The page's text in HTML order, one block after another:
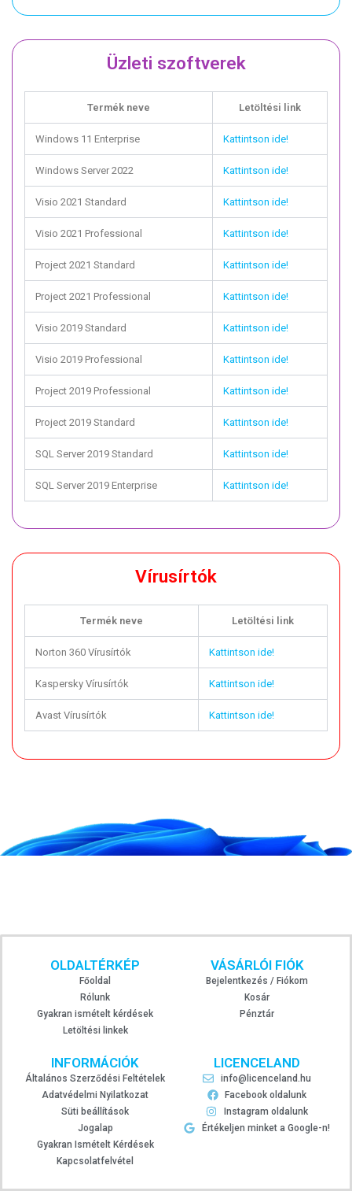
Üzleti szoftverek
Termék neve Letöltési link
Windows 11 Enterprise Kattintson ide!
Windows Server 2022 Kattintson ide!
Visio 2021 Standard Kattintson ide!
Visio 2021 Professional Kattintson ide!
Project 2021 Standard Kattintson ide!
Project 2021 Professional Kattintson ide!
Visio 2019 Standard Kattintson ide!
Visio 2019 Professional Kattintson ide!
Project 2019 Professional Kattintson ide!
Project 2019 Standard Kattintson ide!
SQL Server 2019 Standard Kattintson ide!
SQL Server 2019 Enterprise Kattintson ide!
Vírusírtók
Termék neve Letöltési link
Norton 360 Vírusírtók Kattintson ide!
Kaspersky Vírusírtók Kattintson ide!
Avast Vírusírtók Kattintson ide!
OLDALTÉRKÉP
Főoldal
Rólunk
Gyakran ismételt kérdések
Letöltési linkek
VÁSÁRLÓI FIÓK
Bejelentkezés / Fiókom
Kosár
Pénztár
INFORMÁCIÓK
Általános Szerződési Feltételek
Adatvédelmi Nyilatkozat
Süti beállítások
Jogalap
Gyakran Ismételt Kérdések
Kapcsolatfelvétel
LICENCELAND
info@licenceland.hu
Facebook oldalunk
Instagram oldalunk
Értékeljen minket a Google-n!